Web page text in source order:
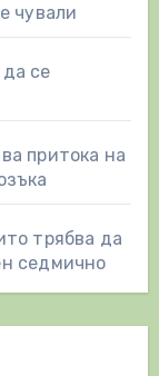
чували
се
притока на
трябва да
седмично